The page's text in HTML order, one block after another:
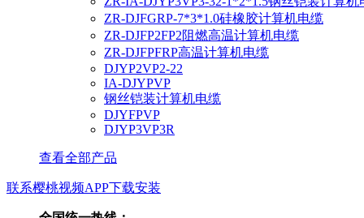
ZR-DJFGRP-7*3*1.0硅橡胶计算机电缆
ZR-DJFP2FP2阻燃高温计算机电缆
ZR-DJFPFRP高温计算机电缆
DJYP2VP2-22
IA-DJYPVP
钢丝铠装计算机电缆
DJYFPVP
DJYP3VP3R
查看全部产品
联系樱桃视频APP下载安装